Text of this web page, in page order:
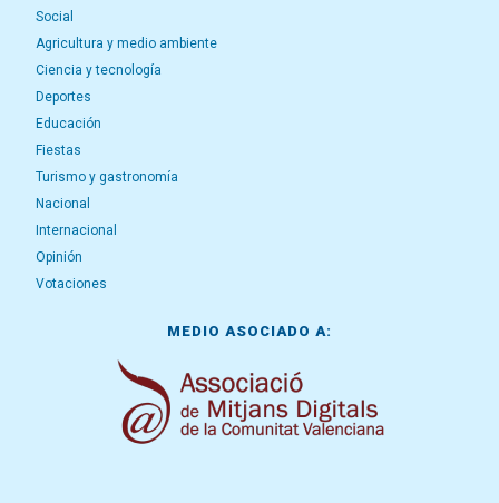
Social
Agricultura y medio ambiente
Ciencia y tecnología
Deportes
Educación
Fiestas
Turismo y gastronomía
Nacional
Internacional
Opinión
Votaciones
MEDIO ASOCIADO A: